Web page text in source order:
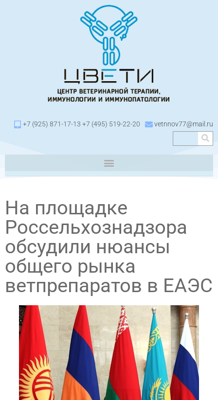
+7 (925) 871-17-13 +7 (495) 519-22-20 vetnnov77@mail.ru
На площадке
Россельхознадзора
обсудили нюансы
общего рынка
ветпрепаратов в ЕАЭС